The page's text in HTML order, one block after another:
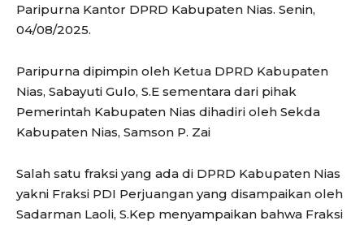
Paripurna Kantor DPRD Kabupaten Nias. Senin,
04/08/2025.
Paripurna dipimpin oleh Ketua DPRD Kabupaten
Nias, Sabayuti Gulo, S.E sementara dari pihak
Pemerintah Kabupaten Nias dihadiri oleh Sekda
Kabupaten Nias, Samson P. Zai
Salah satu fraksi yang ada di DPRD Kabupaten Nias
yakni Fraksi PDI Perjuangan yang disampaikan oleh
Sadarman Laoli, S.Kep menyampaikan bahwa Fraksi